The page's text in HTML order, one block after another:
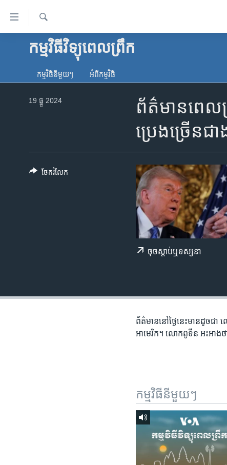
ទៅ​
គេហទំព័រ​
ទាក់ទង
និង​អាមេរិក
ទូរទស្សន៍ / វីដេអូ​
រក
កម្មវិធីវិទ្យុពេលព្រឹក
កម្មវិធី​នីមួយៗ អំពី​កម្មវិធី​
ព័ត៌មាន​ពេ
ប្រេង​ច្រើន​ជ
19 ធ្នូ 2024
ចុច​​ស្តាប់​ឬ​ទស្សនា
ចែករំលែក
ព័ត៌មាននៅ​ថ្ងៃនេះ​មាន​ដូចជ
អាមេរិក។ លោក​ពូទីន​ អះអាង​ថ
កម្មវិធី​នីមួយៗ